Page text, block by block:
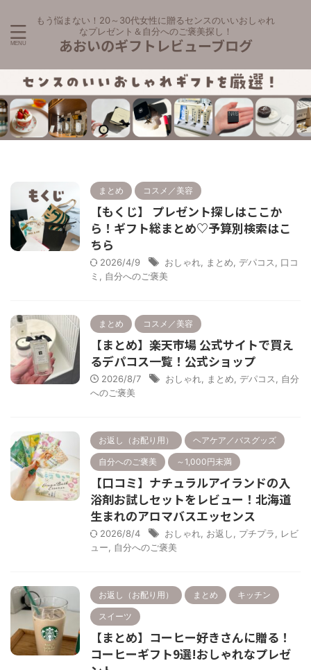
もう悩まない！20～30代女性に贈るセンスのいいおしゃれ
なプレゼント＆自分へのご褒美探し！
あおいのギフトレビューブログ
まとめ コスメ／美容
【もくじ】 プレゼント探しはここか
ら！ギフト総まとめ♡予算別検索はこ
ちら
2026/4/9 おしゃれ まとめ デパコス
口コ
ミ
自分へのご褒美
まとめ コスメ／美容
【まとめ】楽天市場 公式サイトで買え
るデパコス一覧！公式ショップ
2026/8/7 おしゃれ まとめ デパコス
自分
へのご褒美
お返し（お配り用） ヘアケア／バスグッズ
自分へのご褒美 ～1,000円未満
【口コミ】ナチュラルアイランドの入
浴剤お試しセットをレビュー！北海道
生まれのアロマバスエッセンス
2026/8/4 おしゃれ お返し プチプラ
レビ
ュー
自分へのご褒美
お返し（お配り用） まとめ キッチン
スイーツ
【まとめ】コーヒー好きさんに贈る！
コーヒーギフト9選!おしゃれなプレゼ